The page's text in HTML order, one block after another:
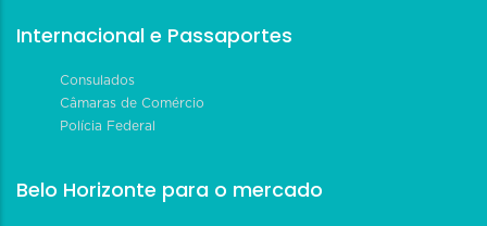
Internacional e Passaportes
Consulados
Câmaras de Comércio
Polícia Federal
Belo Horizonte para o mercado